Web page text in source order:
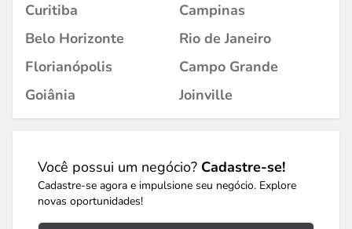
Curitiba
Campinas
Belo Horizonte
Rio de Janeiro
Florianópolis
Campo Grande
Goiânia
Joinville
Você possui um negócio? Cadastre-se!
Cadastre-se agora e impulsione seu negócio. Explore
novas oportunidades!